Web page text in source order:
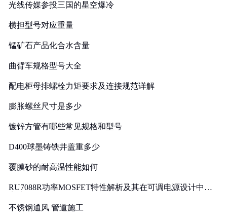
光线传媒参投三国的星空爆冷
横担型号对应重量
锰矿石产品化合水含量
曲臂车规格型号大全
配电柜母排螺栓力矩要求及连接规范详解
膨胀螺丝尺寸是多少
镀锌方管有哪些常见规格和型号
D400球墨铸铁井盖重多少
覆膜砂的耐高温性能如何
RU7088R功率MOSFET特性解析及其在可调电源设计中的
不锈钢通风 管道施工